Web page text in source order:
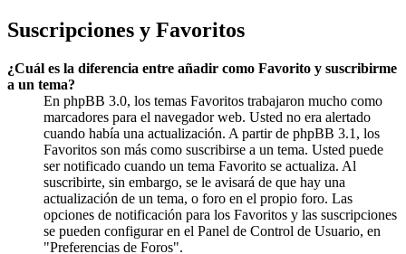
Suscripciones y Favoritos
¿Cuál es la diferencia entre añadir como Favorito y suscribirme
a un tema?
En phpBB 3.0, los temas Favoritos trabajaron mucho como
marcadores para el navegador web. Usted no era alertado
cuando había una actualización. A partir de phpBB 3.1, los
Favoritos son más como suscribirse a un tema. Usted puede
ser notificado cuando un tema Favorito se actualiza. Al
suscribirte, sin embargo, se le avisará de que hay una
actualización de un tema, o foro en el propio foro. Las
opciones de notificación para los Favoritos y las suscripciones
se pueden configurar en el Panel de Control de Usuario, en
"Preferencias de Foros".